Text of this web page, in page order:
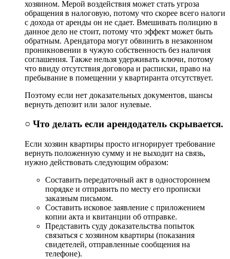
хозяином. Мерой воздействия может стать угроза
обращения в налоговую, потому что скорее всего налоги
с дохода от аренды он не сдает. Вмешивать полицию в
данное дело не стоит, потому что эффект может быть
обратным. Арендатора могут обвинить в незаконном
проникновении в чужую собственность без наличия
соглашения. Также нельзя удерживать ключи, потому
что ввиду отсутствия договора и расписки, право на
пребывание в помещении у квартиранта отсутствует.
Поэтому если нет доказательных документов, шансы
вернуть депозит или залог нулевые.
○ Что делать если арендодатель скрывается.
Если хозяин квартиры просто игнорирует требование
вернуть положенную сумму и не выходит на связь,
нужно действовать следующим образом:
Составить передаточный акт в одностороннем
порядке и отправить по месту его прописки
заказным письмом.
Составить исковое заявление с приложением
копии акта и квитанции об отправке.
Представить суду доказательства попыток
связаться с хозяином квартиры (показания
свидетелей, отправленные сообщения на
телефоне).